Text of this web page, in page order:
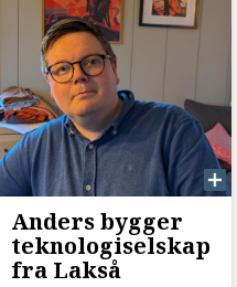
Anders bygger
teknologiselskap
fra Lakså